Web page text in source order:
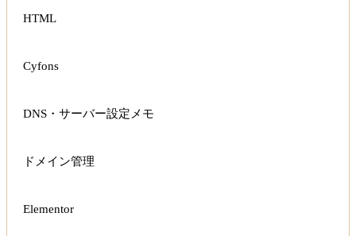
HTML
Cyfons
DNS・サーバー設定メモ
ドメイン管理
Elementor